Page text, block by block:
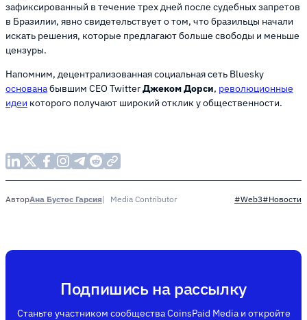
зафиксированный в течение трех дней после судебных запретов
в Бразилии, явно свидетельствует о том, что бразильцы начали
искать решения, которые предлагают больше свободы и меньше
цензуры.
Напомним, децентрализованная социальная сеть Bluesky
основанабывшим CEO TwitterДжеком Дорси, революционные
идеи которого получают широкий отклик у общественности.
АвторАна Бустос Гарсия Media Contributor #Web3#Новости
Подпишись на рассылку
Станьте участником сообщества CoinsPaid Media и откройте